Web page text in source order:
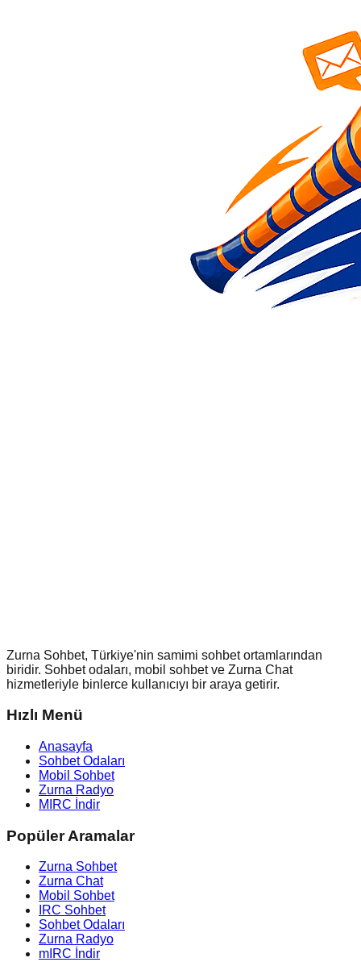
Zurna Sohbet, Türkiye'nin samimi sohbet ortamlarından
biridir. Sohbet odaları, mobil sohbet ve Zurna Chat
hizmetleriyle binlerce kullanıcıyı bir araya getirir.
Hızlı Menü
Anasayfa
Sohbet Odaları
Mobil Sohbet
Zurna Radyo
MIRC İndir
Popüler Aramalar
Zurna Sohbet
Zurna Chat
Mobil Sohbet
IRC Sohbet
Sohbet Odaları
Zurna Radyo
mIRC İndir